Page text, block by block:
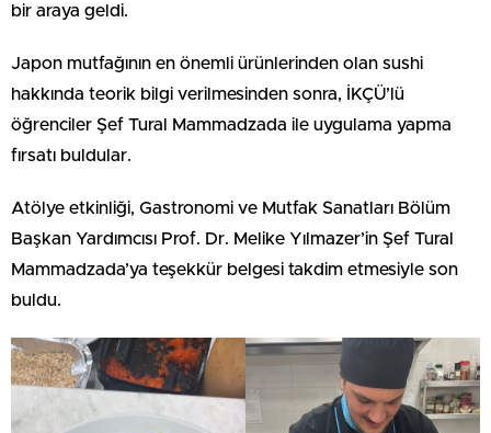
bir araya geldi.
Japon mutfağının en önemli ürünlerinden olan sushi
hakkında teorik bilgi verilmesinden sonra, İKÇÜ’lü
öğrenciler Şef Tural Mammadzada ile uygulama yapma
fırsatı buldular.
Atölye etkinliği, Gastronomi ve Mutfak Sanatları Bölüm
Başkan Yardımcısı Prof. Dr. Melike Yılmazer’in Şef Tural
Mammadzada’ya teşekkür belgesi takdim etmesiyle son
buldu.